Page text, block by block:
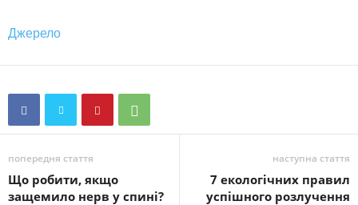
Джерело
попередня стаття
Що робити, якщо
защемило нерв у спині?
наступна стаття
7 екологічних правил
успішного розлучення